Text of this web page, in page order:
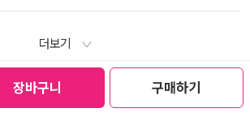
장바구니 구매하기
나는 글들로 전 세계의 독자를 만나고 있
말을 건넬 수 있지만 또 누구나 금방 무심히
. 느슨한 관계에서 느껴지는 외로움과 고독
을 갖춘 도시- 전 세계의 도시들은 대부분
이 변화의 인식조차 인정하지 못하고 있었
대한 나의 냉담함과 적대는 노스탤지어라기
까운 것인지도 모르겠다. 적막한 정서를 떨
어 울리는 현장이었다.취재를 하면서 자신
촘한 사회의 층위들을 더 이해했을 것이다.
명할수록 모두가 혼자가 아니었을 것이다.
하고 사유하는 여성이어서 모두가 인간답
이 있기로 유명한 애였다. 처음에는 그가 도
며 맞받아쳤지만 곧 감을 잡은 나는 물러서
더 바짝 몰아세웠다. 그러자 사람들이 내 주
했다. 대단했다고, 나는 기세등등한 표정으
. ‘너 초초해하더라’ 또 한번은 주말에 바닷
을 나선다. 세상에서 가장 오령넘치는 하층
에 가면 금세 통찰이 회복된다. (73쪽)실제
이 되었던 공감과 연민이 차츰 깎여나가면
그 마음과 영혼의 모험도 천천히, 그러나
고만 있는 것.” 『짝 없는 여자와 도시』 중에
로 자처하며 자신의 삶이 거처하는 도시 뉴욕
자신의 걸음을 따라 그려지는 선(線)을 이
복잡한 도시 뉴욕에서 고닉의 선은 다른 사람
더보기